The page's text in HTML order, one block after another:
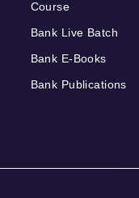
Course
Bank Live Batch
Bank E-Books
Bank Publications